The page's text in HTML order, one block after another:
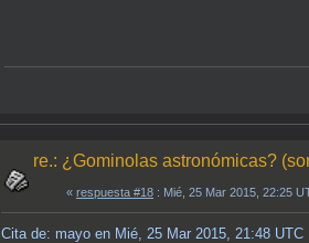
re.: ¿Gominolas astronómicas?
« respuesta #18 : Mié, 25 Mar 2015, 22:25
Cita de: mayo en Mié, 25 Mar 2015, 21:48 UTC